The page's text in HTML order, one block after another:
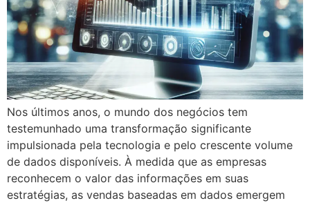
Nos últimos anos, o mundo dos negócios tem
testemunhado uma transformação significante
impulsionada pela tecnologia e pelo crescente volume
de dados disponíveis. À medida que as empresas
reconhecem o valor das informações em suas
estratégias, as vendas baseadas em dados emergem